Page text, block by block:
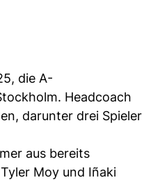
die A-
Headcoach
darunter drei Spieler
aus bereits
Moy und Iñaki